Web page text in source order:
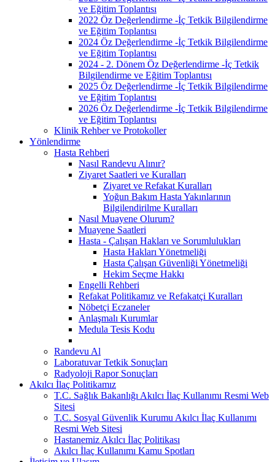
ve Eğitim Toplantısı
2022 Öz Değerlendirme -İç Tetkik Bilgilendirme
ve Eğitim Toplantısı
2024 Öz Değerlendirme -İç Tetkik Bilgilendirme
ve Eğitim Toplantısı
2024 - 2. Dönem Öz Değerlendirme -İç Tetkik
Bilgilendirme ve Eğitim Toplantısı
2025 Öz Değerlendirme -İç Tetkik Bilgilendirme
ve Eğitim Toplantısı
2026 Öz Değerlendirme -İç Tetkik Bilgilendirme
ve Eğitim Toplantısı
Klinik Rehber ve Protokoller
Yönlendirme
Hasta Rehberi
Nasıl Randevu Alınır?
Ziyaret Saatleri ve Kuralları
Ziyaret ve Refakat Kuralları
Yoğun Bakım Hasta Yakınlarının
Bilgilendirilme Kuralları
Nasıl Muayene Olurum?
Muayene Saatleri
Hasta - Çalışan Hakları ve Sorumlulukları
Hasta Hakları Yönetmeliği
Hasta Çalışan Güvenliği Yönetmeliği
Hekim Seçme Hakkı
Engelli Rehberi
Refakat Politikamız ve Refakatçi Kuralları
Nöbetçi Eczaneler
Anlaşmalı Kurumlar
Medula Tesis Kodu
Randevu Al
Laboratuvar Tetkik Sonuçları
Radyoloji Rapor Sonuçları
Akılcı İlaç Politikamız
T.C. Sağlık Bakanlığı Akılcı İlaç Kullanımı Resmi Web
Sitesi
T.C. Sosyal Güvenlik Kurumu Akılcı İlaç Kullanımı
Resmi Web Sitesi
Hastanemiz Akılcı İlaç Politikası
Akılcı İlaç Kullanımı Kamu Spotları